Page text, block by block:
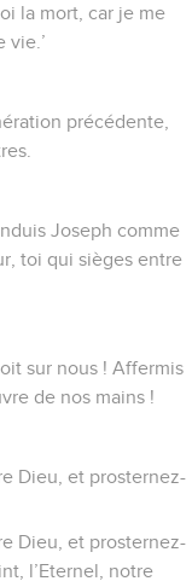
la mort, car je me
vie.’
précédente,
Joseph comme
toi qui sièges entre
sur nous ! Affermis
de nos mains !
Dieu, et prosternez-
Dieu, et prosternez-
l’Eternel, notre